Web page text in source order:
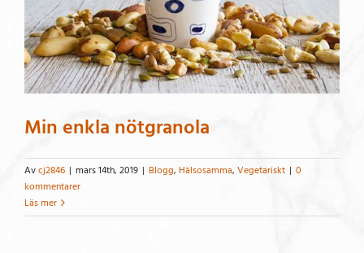
Min enkla nötgranola
Avcj2846 | mars 14th, 2019 | Blogg, Hälsosamma, Vegetariskt | 0
kommentarer
Läs mer